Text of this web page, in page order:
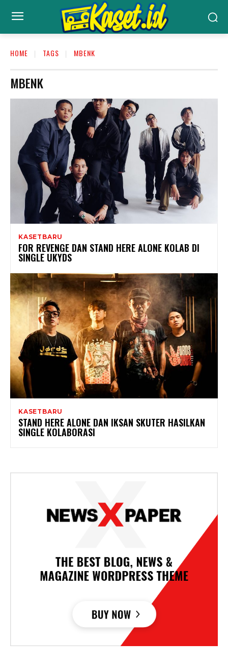
HOME TAGS MBENK
MBENK
KASETBARU
FOR REVENGE DAN STAND HERE ALONE KOLAB DI
SINGLE UKYDS
KASETBARU
STAND HERE ALONE DAN IKSAN SKUTER HASILKAN
SINGLE KOLABORASI